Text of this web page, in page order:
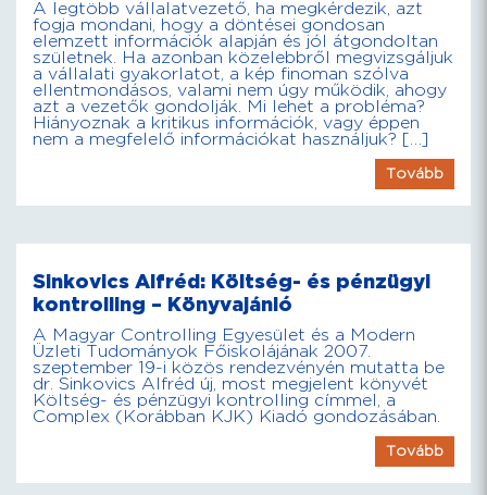
A legtöbb vállalatvezető, ha megkérdezik, azt
fogja mondani, hogy a döntései gondosan
elemzett információk alapján és jól átgondoltan
születnek. Ha azonban közelebbről megvizsgáljuk
a vállalati gyakorlatot, a kép finoman szólva
ellentmondásos, valami nem úgy működik, ahogy
azt a vezetők gondolják. Mi lehet a probléma?
Hiányoznak a kritikus információk, vagy éppen
nem a megfelelő információkat használjuk? […]
Tovább
Sinkovics Alfréd: Költség- és pénzügyi
kontrolling – Könyvajánló
A Magyar Controlling Egyesület és a Modern
Üzleti Tudományok Főiskolájának 2007.
szeptember 19-i közös rendezvényén mutatta be
dr. Sinkovics Alfréd új, most megjelent könyvét
Költség- és pénzügyi kontrolling címmel, a
Complex (Korábban KJK) Kiadó gondozásában.
Tovább